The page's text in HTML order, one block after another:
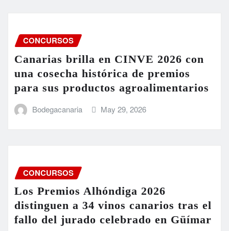
CONCURSOS
Canarias brilla en CINVE 2026 con
una cosecha histórica de premios
para sus productos agroalimentarios
Bodegacanaria May 29, 2026
CONCURSOS
Los Premios Alhóndiga 2026
distinguen a 34 vinos canarios tras el
fallo del jurado celebrado en Güímar